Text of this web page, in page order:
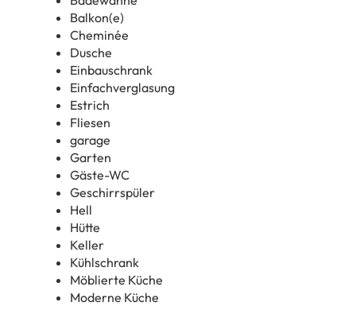
Balkon(e)
Cheminée
Dusche
Einbauschrank
Einfachverglasung
Estrich
Fliesen
garage
Garten
Gäste-WC
Geschirrspüler
Hell
Hütte
Keller
Kühlschrank
Möblierte Küche
Moderne Küche